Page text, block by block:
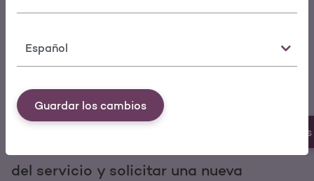
Idioma
Guardar los cambios
Molina
Puede realizar un pago, cambiar
del servicio y solicitar una nueva